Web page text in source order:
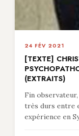
24 FÉV 2021
[TEXTE]
(EXTRAITS)
Fin
très durs entre
expérience en